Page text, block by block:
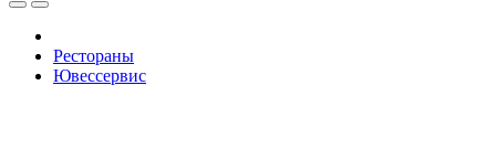
Рестораны
Ювессервис